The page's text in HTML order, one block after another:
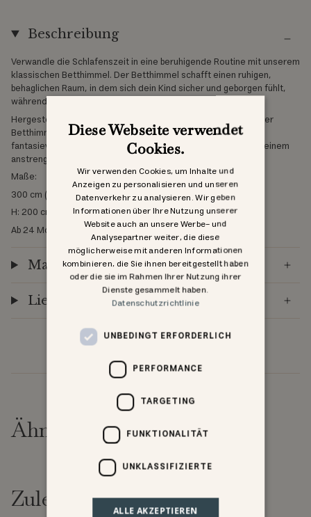
Beschreibung
Verwandle die Schlafenszeit in eine beruhigende Routine mit unserem
klassischen Betthimmel. Der Betthimmel schafft einen ruhigen,
behaglichen Raum, in dem sich dein Kind sicher und geborgen fühlt,
während es einschläft.
Hergestellt aus einem weichen, durchsichtigen Material, ist der
Betthimmel perfekt für eine ruhige Gute-Nacht-Geschichte,
fantasievolles Spielen oder einfach nur zum Entspannen nach einem
anstrengenden Tag.
Maße:
300 cm (Durchmesser 50 cm)
H: 200 cm x B: 400 cm
Ab 24 Monaten
Materialien
Lieferung
Ähnliche Produkte
Zuletzt angesehen
Diese Webseite verwendet
Cookies.
Wir verwenden Cookies, um Inhalte und
Anzeigen zu personalisieren und unseren
Datenverkehr zu analysieren. Wir geben
Informationen über Ihre Nutzung unserer
Website auch an unsere Werbe- und
Analysepartner weiter, die diese
möglicherweise mit anderen Informationen
kombinieren, die Sie ihnen bereitgestellt haben
oder die sie im Rahmen Ihrer Nutzung ihrer
Dienste gesammelt haben.
Datenschutzrichtlinie
UNBEDINGT ERFORDERLICH
PERFORMANCE
TARGETING
FUNKTIONALITÄT
UNKLASSIFIZIERTE
ALLE AKZEPTIEREN